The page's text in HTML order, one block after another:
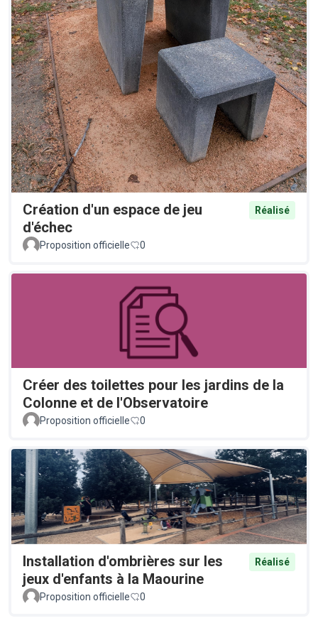
Création d'un espace de jeu
d'échec
Réalisé
Proposition officielle 0
Créer des toilettes pour les jardins de la
Colonne et de l'Observatoire
Proposition officielle 0
Installation d'ombrières sur les
jeux d'enfants à la Maourine
Réalisé
Proposition officielle 0